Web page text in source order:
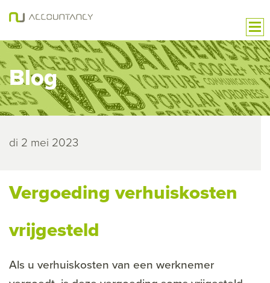
Blog
di 2 mei 2023
Vergoeding verhuiskosten
vrijgesteld
Als u verhuiskosten van een werknemer